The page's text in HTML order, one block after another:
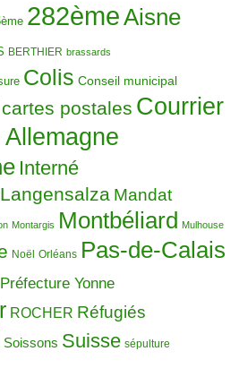
282èmeAisne
BERTHIER brassards
Colis Conseil municipal
postales Courrier
Interné
Langensalza Mandat
Montargis Montbéliard Mulhouse
Noël Orléans Pas-de-Calais
Préfecture Yonne
ROCHER Réfugiés
Soissons Suisse sépulture